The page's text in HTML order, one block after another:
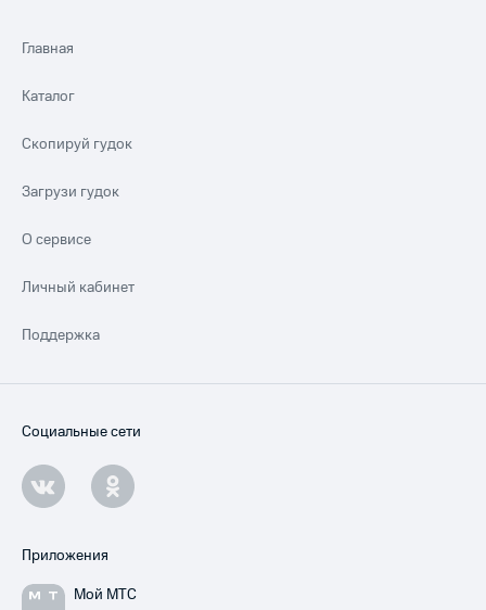
Главная
Каталог
Скопируй гудок
Загрузи гудок
О сервисе
Личный кабинет
Поддержка
Социальные сети
Приложения
Мой МТС